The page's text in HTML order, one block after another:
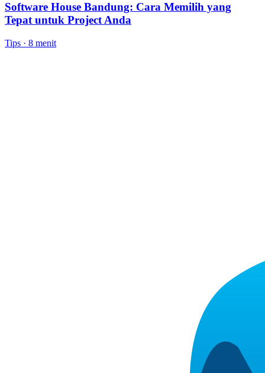
Software House Bandung: Cara Memilih yang
Tepat untuk Project Anda
Tips · 8 menit